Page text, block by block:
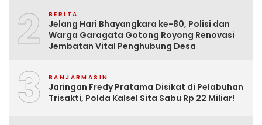
2 BERITA
Jelang Hari Bhayangkara ke-80, Polisi dan
Warga Garagata Gotong Royong Renovasi
Jembatan Vital Penghubung Desa
3 BANJARMASIN
Jaringan Fredy Pratama Disikat di Pelabuhan
Trisakti, Polda Kalsel Sita Sabu Rp 22 Miliar!